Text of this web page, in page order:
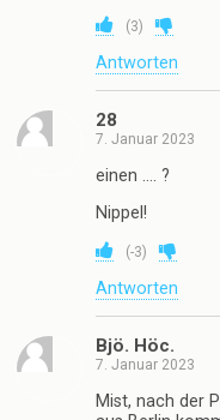
(3)
Antworten
28
7. Januar 2023
einen …. ?
Nippel!
(-3)
Antworten
Bjö. Höc.
7. Januar 2023
Mist, nach der